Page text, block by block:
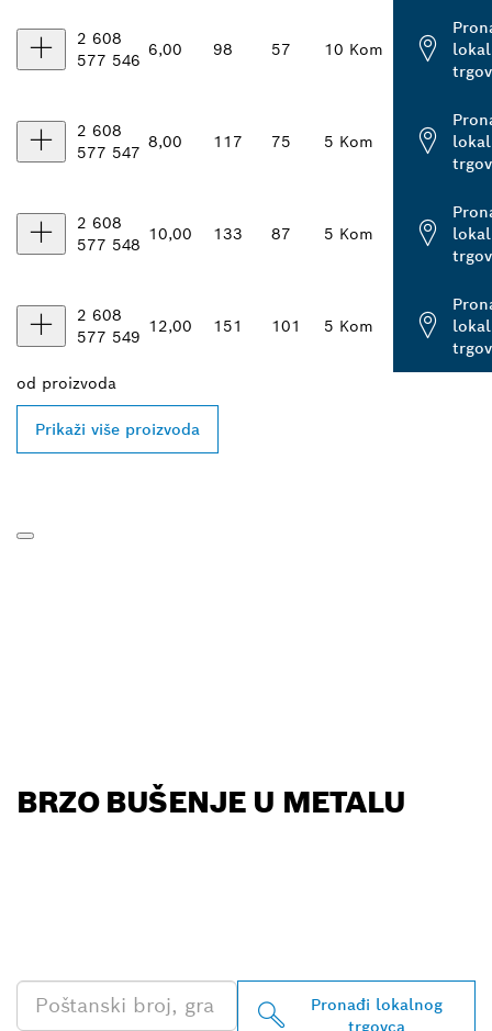
2 608
577 546
6,00 98 57 10 Kom
2 608
577 547
8,00 117 75 5 Kom
2 608
577 548
10,00 133 87 5 Kom
2 608
577 549
12,00 151 101 5 Kom
od proizvoda
Prikaži više proizvoda
BRZO BUŠENJE U METALU
Pronađi lokalnog
trgovca